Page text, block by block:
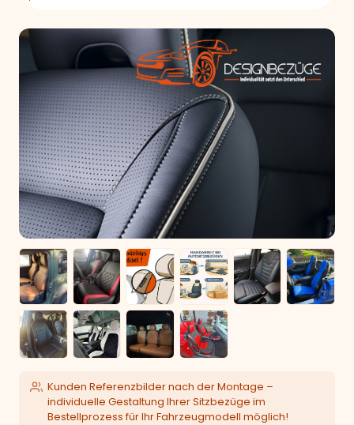
Kunden Referenzbilder nach der Montage –
individuelle Gestaltung Ihrer Sitzbezüge im
Bestellprozess für Ihr Fahrzeugmodell möglich!